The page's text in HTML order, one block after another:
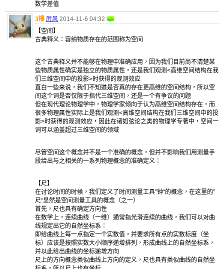
数学差值
3樓 厉风 2014-11-6 04:32
【空间】
古典释义：容纳物质存在的范围称为空间
这个古典释义并不能够在物理中准确应用，因为我们目前尚不清楚某
些物质属性确实是独立的物质属性，还是我们观测<高维空间结构在我
们三维空间中的投影>时获得的观测效应
直白一些来说，我们不知道是否真的存在更高维的空间结构，所以空
间这个词是否仅限于指代三维空间，还是一个有争议的问题
但在现代理论物理学中，物理学家倾向于认为高维空间结构存在，而
很多物理属性实际上是我们观测<高维空间结构在我们三维空间中的投
影>时获得的观测效应，因此在诸如弦论之类的物理学专著中，空间一
词可以涵盖超过三维空间的领域
尽管空间这个概念并不是一个准确的概念，但并不影响我们用测量手
段给出与之相关的一系列物理概念的准确定义：
【尺】
在讨论时间的时候，我们定义了时间测量工具”钟“的概念，在这里的”
尺“显然是空间测量工具的概念（之一）
首先，尺也具有确定方向性
在数学上，连续曲线（一维）通常指光滑连续的曲线，我们可以对曲
线规定出它的自然坐标系：
即给曲线上每一点指定一个实数值，并要求所有点的实数标度（坐
标）应该是按照实数大小顺序递增排列，形成曲线上的自然坐标系，
并以此给出曲线的坐标递增方向
尺上的方向概念类似曲线上方向的定义，尺也具有类似曲线的自然坐